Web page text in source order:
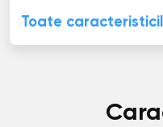
Toate